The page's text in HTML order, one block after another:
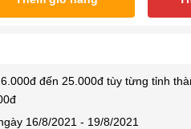
đến 25.000đ tùy từng tỉnh
16/8/2021 - 19/8/2021